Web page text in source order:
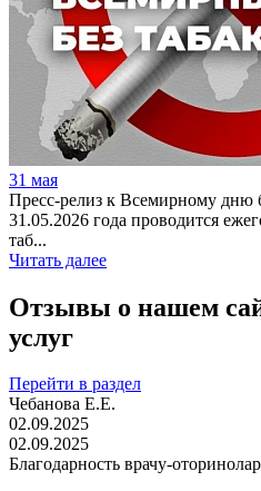
31 мая
Пресс-релиз к Всемирному дню
31.05.2026 года проводится
таб...
Читать далее
Отзывы о нашем
услуг
Перейти в раздел
Чебанова Е.Е.
02.09.2025
02.09.2025
Благодарность врачу-